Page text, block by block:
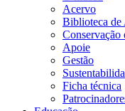
Acervo
Biblioteca de
Conservação
Apoie
Gestão
Ficha técnica